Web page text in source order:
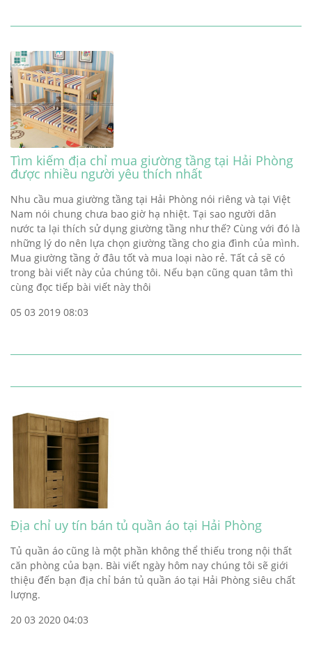
Tìm kiếm địa chỉ mua giường tầng tại Hải Phòng
được nhiều người yêu thích nhất
Nhu cầu mua giường tầng tại Hải Phòng nói riêng và tại Việt
Nam nói chung chưa bao giờ hạ nhiệt. Tại sao người dân
nước ta lại thích sử dụng giường tầng như thế? Cùng với đó là
những lý do nên lựa chọn giường tầng cho gia đình của mình.
Mua giường tầng ở đâu tốt và mua loại nào rẻ. Tất cả sẽ có
trong bài viết này của chúng tôi. Nếu bạn cũng quan tâm thì
cùng đọc tiếp bài viết này thôi
05 03 2019 08:03
Địa chỉ uy tín bán tủ quần áo tại Hải Phòng
Tủ quần áo cũng là một phần không thể thiếu trong nội thất
căn phòng của bạn. Bài viết ngày hôm nay chúng tôi sẽ giới
thiệu đến bạn địa chỉ bán tủ quần áo tại Hải Phòng siêu chất
lượng.
20 03 2020 04:03